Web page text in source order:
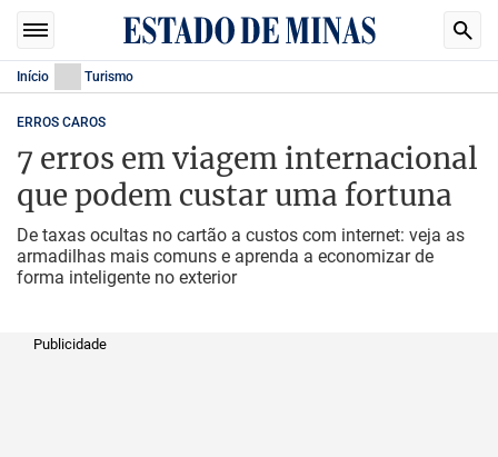
Início Turismo
ERROS CAROS
7 erros em viagem internacional
que podem custar uma fortuna
De taxas ocultas no cartão a custos com internet: veja as
armadilhas mais comuns e aprenda a economizar de
forma inteligente no exterior
Publicidade